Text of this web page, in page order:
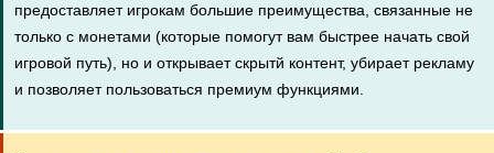
предоставляет игрокам большие преимущества, связанные не
только с монетами (которые помогут вам быстрее начать свой
игровой путь), но и открывает скрытй контент, убирает рекламу
и позволяет пользоваться премиум функциями.